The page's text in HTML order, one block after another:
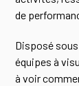
de
Disposé sous
équipes à
à voir